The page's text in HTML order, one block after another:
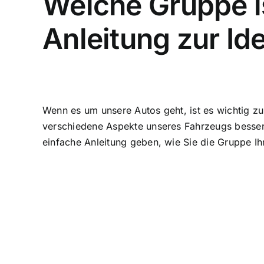
Anleitung zur
Wenn es um unsere Autos geht, ist es wichtig
verschiedene Aspekte unseres Fahrzeugs
einfache Anleitung geben, wie Sie die Gruppe